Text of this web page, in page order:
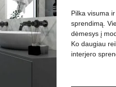
Pilka visuma
sprendimą.
dėmesys į
Ko daugiau
interjero